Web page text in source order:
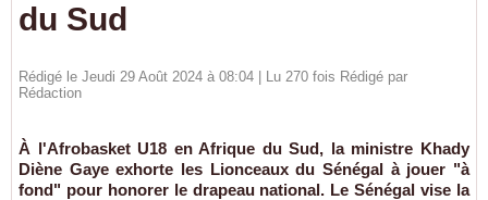
du Sud
Rédigé le Jeudi 29 Août 2024 à 08:04 | Lu 270 fois Rédigé par
Rédaction
À l'Afrobasket U18 en Afrique du Sud, la ministre Khady
Diène Gaye exhorte les Lionceaux du Sénégal à jouer "à
fond" pour honorer le drapeau national. Le Sénégal vise la